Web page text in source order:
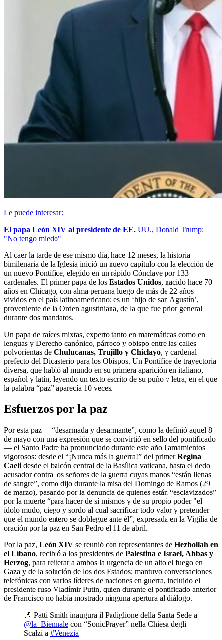
Le puede interesar:
El papa León XIV al presidente de EE. UU., Donald Trump:
"No tengo miedo"
Al caer la tarde de ese mismo día, hace 12 meses, la historia
bimilenaria de la Iglesia inició un nuevo capítulo con la elección de
un nuevo Pontífice, elegido en un rápido Cónclave por 133
cardenales. El primer papa de los Estados Unidos, nacido hace 70
años en Chicago, con alma peruana luego de más de 22 años
vividos en el país latinoamericano; es un ‘hijo de san Agustín’,
proveniente de la Orden agustiniana, de la que fue prior general
durante dos mandatos.
Un papa de raíces mixtas, experto tanto en matemáticas como en
lenguas y Derecho canónico, párroco y obispo entre las calles
polvorientas de Chulucanas, Trujillo y Chiclayo, y cardenal
prefecto del Dicasterio para los Obispos. Un Pontífice de trayectoria
diversa, que habló al mundo en su primera aparición en italiano,
español y latín, leyendo un texto escrito de su puño y letra, en el que
la palabra “paz” aparecía 10 veces.
Esfuerzos por la paz
Por esta paz —“desarmada y desarmante”, como la definió aquel 8
de mayo con una expresión que se convirtió en sello del pontificado
— el Santo Padre ha pronunciado durante este año llamamientos
vigorosos: desde el “¡Nunca más la guerra!” del primerRegina
Caeli desde el balcón central de la Basílica vaticana, hasta el dedo
acusador contra los señores de la guerra cuyas manos “están llenas
de sangre”, como dijo durante la misa del Domingo de Ramos (29
de marzo), pasando por la denuncia de quienes están “esclavizados”
por la muerte “para hacer de sí mismos y de su propio poder "el
ídolo mudo, ciego y sordo al cual sacrificar todo valor y pretender
que el mundo entero se doblegue ante él”, expresada en la Vigilia de
oración por la paz en San Pedro el 11 de abril.
Por la paz, León XIV se reunió con representantes de Hezbollah en
el Líbano, recibió a los presidentes de Palestina e Israel, Abbas y
Herzog, para reiterar a ambos la urgencia de un alto el fuego en
Gaza y de la solución de los dos Estados; mantuvo conversaciones
telefónicas con varios líderes de naciones en guerra, incluido el
presidente ruso Vladímir Putin, quien durante el pontificado anterior
de Francisco no había mostrado ninguna apertura al diálogo.
🎶 Patti Smith inaugura il Padiglione della Santa Sede a
@la_Biennale con “SonicPrayer” nella Chiesa degli
Scalzi a #Venezia